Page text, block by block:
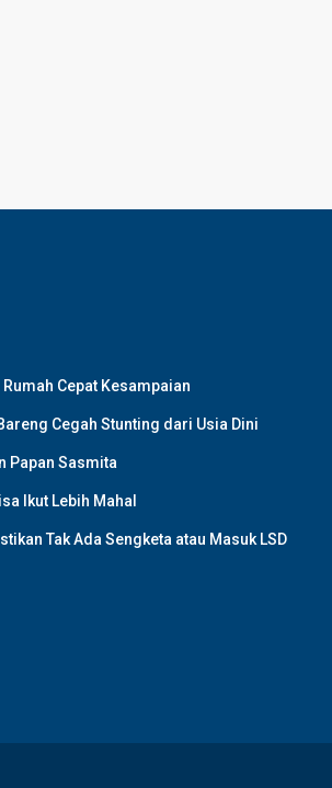
Cepat Kesampaian
Cegah Stunting dari Usia Dini
Papan Sasmita
Ikut Lebih Mahal
Tak Ada Sengketa atau Masuk LSD